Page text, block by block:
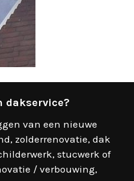
dakservice?
van een nieuwe
zolderrenovatie, dak
stucwerk of
/ verbouwing,